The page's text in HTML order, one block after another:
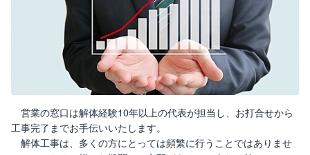
営業の窓口は解体経験10年以上の代表が担当し、お打合せから
工事完了までお手伝いいたします。
解体工事は、多くの方にとっては頻繁に行うことではありませ